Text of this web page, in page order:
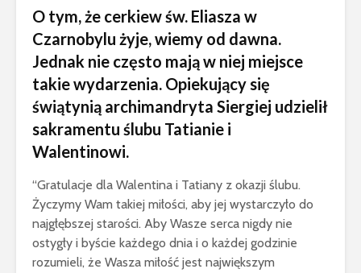
O tym, że cerkiew św. Eliasza w
Czarnobylu żyje, wiemy od dawna.
Jednak nie często mają w niej miejsce
takie wydarzenia. Opiekujący się
świątynią archimandryta Siergiej udzielił
sakramentu ślubu Tatianie i
Walentinowi.
“Gratulacje dla Walentina i Tatiany z okazji ślubu.
Życzymy Wam takiej miłości, aby jej wystarczyło do
najgłębszej starości. Aby Wasze serca nigdy nie
ostygły i byście każdego dnia i o każdej godzinie
rozumieli, że Wasza miłość jest największym